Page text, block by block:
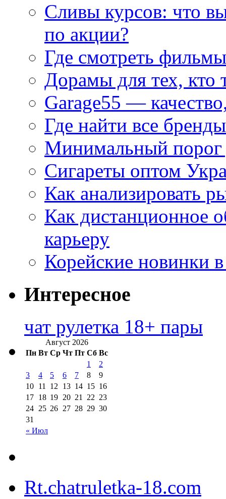
Сливы курсов: что
по акции?
Где смотреть
Дорамы для тех, кто
Garage55 —
Где найти все
Минимальный порог
Сигареты оптом
Как анализировать
Как дистанционное
карьеру
Корейские новинки
Интересное
чат рулетка 18+ пары
Август 2026
Пн Вт Ср Чт Пт Сб Вс
« Июл
1
2
3
4 5 6 7 8
9
10 11 12 13 14 15 16
17 18 19 20 21 22 23
24 25 26 27 28 29 30
31
Rt.chatruletka-18.com